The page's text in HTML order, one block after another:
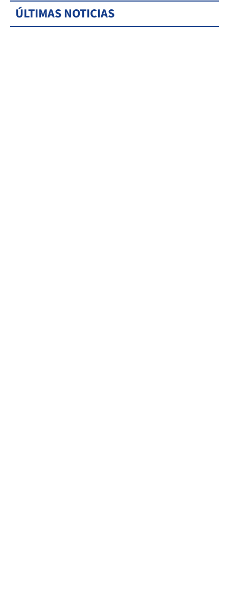
ÚLTIMAS NOTICIAS